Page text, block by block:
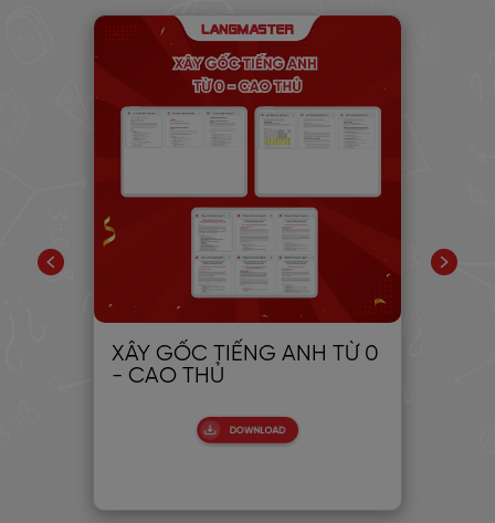
XÂY GỐC TIẾNG ANH TỪ 0
- CAO THỦ